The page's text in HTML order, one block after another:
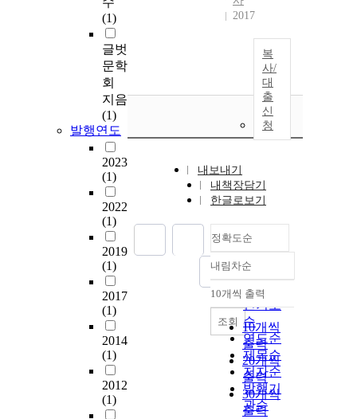
(1)
글벗
문학
회
지음
(1)
발행연도
2023
(1)
2022
(1)
2019
(1)
2017
(1)
2014
(1)
2012
(1)
2017
복
사/
대
출
신
청
내보내기
내책장담기
한글로보기
정확도순
정확도
순
인기도
순
연도순
제목순
저자순
발행기
관순
내림차순
내림차순
10개씩 출력
10개씩
출력
20개씩
출력
30개씩
출력
조회